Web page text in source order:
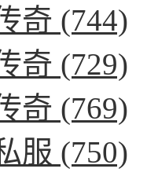
奇 (744)
奇 (729)
奇 (769)
服 (750)